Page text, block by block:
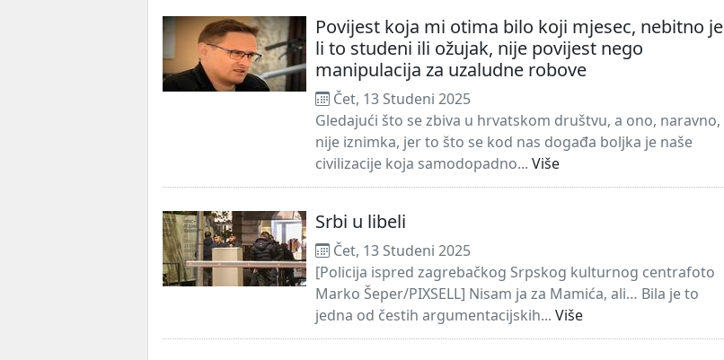
Povijest koja mi otima bilo koji mjesec, nebitno je
li to studeni ili ožujak, nije povijest nego
manipulacija za uzaludne robove
Čet, 13 Studeni 2025
Gledajući što se zbiva u hrvatskom društvu, a ono, naravno,
nije iznimka, jer to što se kod nas događa boljka je naše
civilizacije koja samodopadno... Više
Srbi u libeli
Čet, 13 Studeni 2025
[Policija ispred zagrebačkog Srpskog kulturnog centrafoto
Marko Šeper/PIXSELL] Nisam ja za Mamića, ali… Bila je to
jedna od čestih argumentacijskih... Više